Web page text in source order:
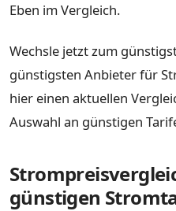
Eben im Vergleich.
Wechsle jetzt zum
günstigsten Anbieter für
hier einen aktuellen
Auswahl an günstigen
günstigen